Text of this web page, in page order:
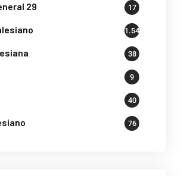
29 17
1.541
38
9
40
76